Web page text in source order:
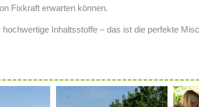
Fixkraft erwarten können.
Inhaltsstoffe – das ist die perfekte